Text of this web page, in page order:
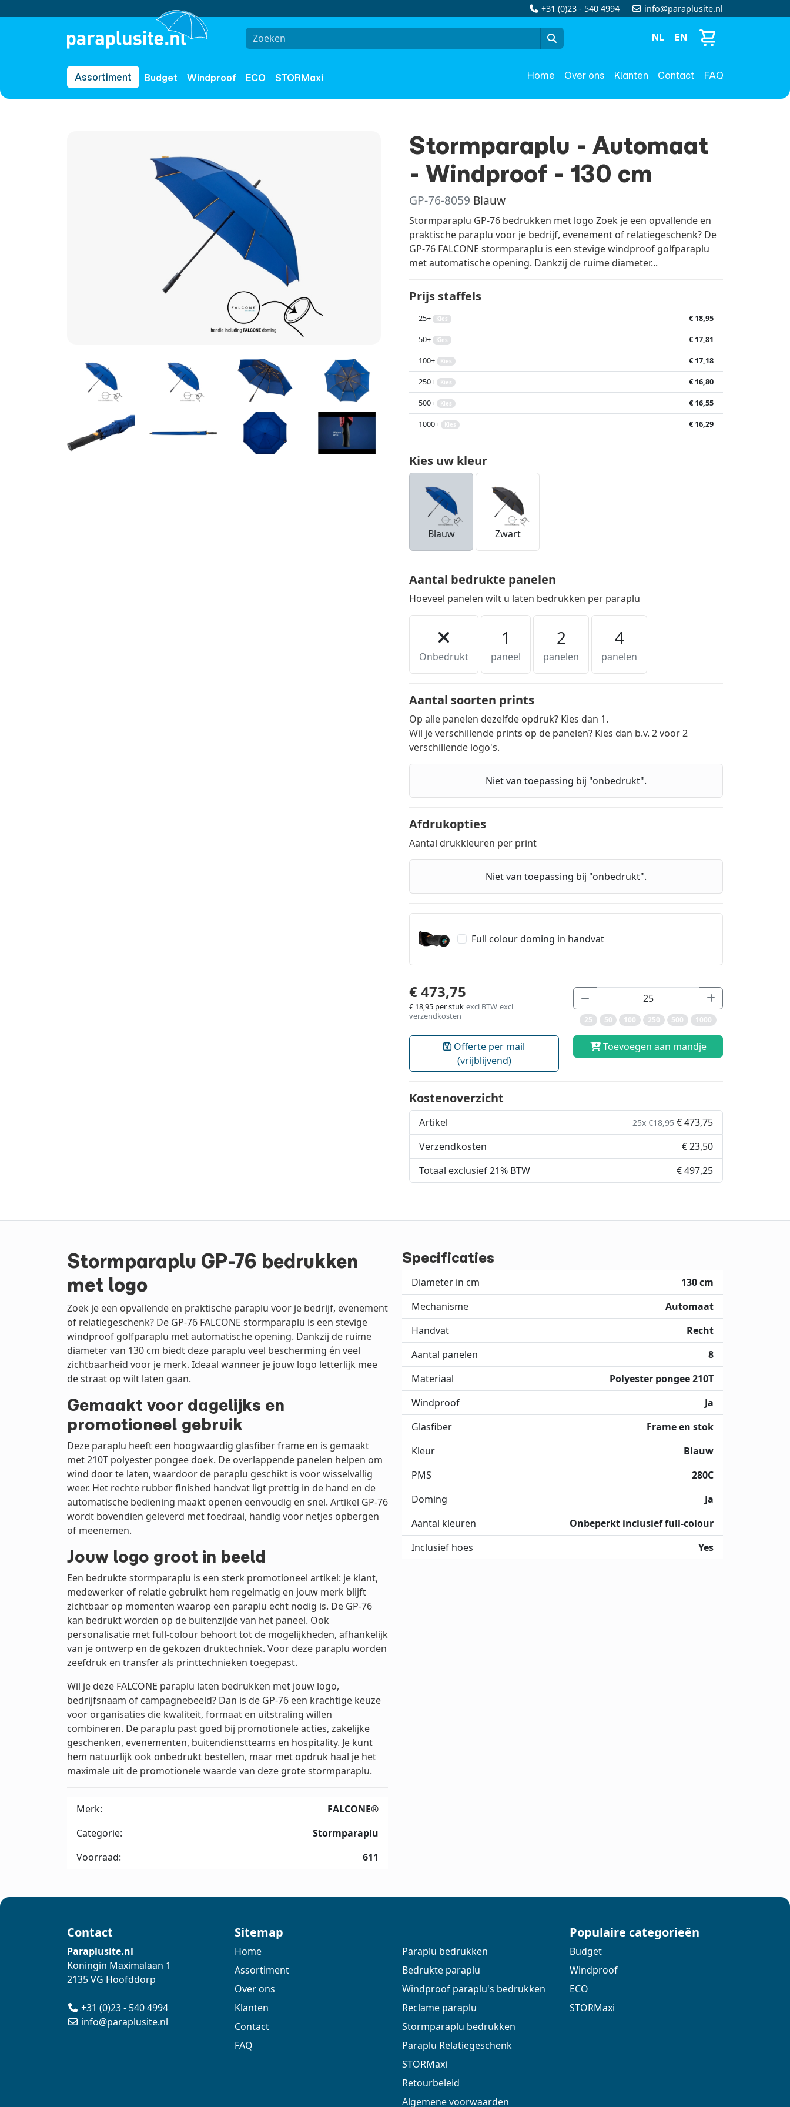
+31 (0)23 - 540 4994 info@paraplusite.nl
NL EN
Assortiment Budget Windproof ECO STORMaxi Home Over ons Klanten Contact FAQ
Stormparaplu - Automaat
- Windproof - 130 cm
GP-76-8059 Blauw
Stormparaplu GP-76 bedrukken met logo Zoek je een opvallende en
praktische paraplu voor je bedrijf, evenement of relatiegeschenk? De
GP-76 FALCONE stormparaplu is een stevige windproof golfparaplu
met automatische opening. Dankzij de ruime diameter...
Prijs staffels
€ 18,95
25+ Kies
€ 17,81
50+ Kies
€ 17,18
100+ Kies
€ 16,80
250+ Kies
€ 16,55
500+ Kies
€ 16,29
1000+ Kies
Kies uw kleur
Blauw Zwart
Aantal bedrukte panelen
Hoeveel panelen wilt u laten bedrukken per paraplu
Onbedrukt
1
paneel
2
panelen
4
panelen
Aantal soorten prints
Op alle panelen dezelfde opdruk? Kies dan 1.
Wil je verschillende prints op de panelen? Kies dan b.v. 2 voor 2
verschillende logo's.
Niet van toepassing bij "onbedrukt".
Afdrukopties
Aantal drukkleuren per print
Niet van toepassing bij "onbedrukt".
Full colour doming in handvat
€ 473,75
€ 18,95 per stuk excl BTW excl
verzendkosten
25 50 100 250 500 1000
Offerte per mail
(vrijblijvend)
Toevoegen aan mandje
Kostenoverzicht
25x €18,95 € 473,75
Artikel
€ 23,50
Verzendkosten
€ 497,25
Totaal exclusief 21% BTW
Stormparaplu GP-76 bedrukken
met logo
Zoek je een opvallende en praktische paraplu voor je bedrijf, evenement
of relatiegeschenk? De GP-76 FALCONE stormparaplu is een stevige
windproof golfparaplu met automatische opening. Dankzij de ruime
diameter van 130 cm biedt deze paraplu veel bescherming én veel
zichtbaarheid voor je merk. Ideaal wanneer je jouw logo letterlijk mee
de straat op wilt laten gaan.
Gemaakt voor dagelijks en
promotioneel gebruik
Deze paraplu heeft een hoogwaardig glasfiber frame en is gemaakt
met 210T polyester pongee doek. De overlappende panelen helpen om
wind door te laten, waardoor de paraplu geschikt is voor wisselvallig
weer. Het rechte rubber finished handvat ligt prettig in de hand en de
automatische bediening maakt openen eenvoudig en snel. Artikel GP-76
wordt bovendien geleverd met foedraal, handig voor netjes opbergen
of meenemen.
Jouw logo groot in beeld
Een bedrukte stormparaplu is een sterk promotioneel artikel: je klant,
medewerker of relatie gebruikt hem regelmatig en jouw merk blijft
zichtbaar op momenten waarop een paraplu echt nodig is. De GP-76
kan bedrukt worden op de buitenzijde van het paneel. Ook
personalisatie met full-colour behoort tot de mogelijkheden, afhankelijk
van je ontwerp en de gekozen druktechniek. Voor deze paraplu worden
zeefdruk en transfer als printtechnieken toegepast.
Wil je deze FALCONE paraplu laten bedrukken met jouw logo,
bedrijfsnaam of campagnebeeld? Dan is de GP-76 een krachtige keuze
voor organisaties die kwaliteit, formaat en uitstraling willen
combineren. De paraplu past goed bij promotionele acties, zakelijke
geschenken, evenementen, buitendienstteams en hospitality. Je kunt
hem natuurlijk ook onbedrukt bestellen, maar met opdruk haal je het
maximale uit de promotionele waarde van deze grote stormparaplu.
FALCONE®
Merk:
Stormparaplu
Categorie:
611
Voorraad:
Specificaties
130 cm
Diameter in cm
Automaat
Mechanisme
Recht
Handvat
8
Aantal panelen
Polyester pongee 210T
Materiaal
Ja
Windproof
Frame en stok
Glasfiber
Blauw
Kleur
280C
PMS
Ja
Doming
Onbeperkt inclusief full-colour
Aantal kleuren
Yes
Inclusief hoes
Contact
Paraplusite.nl
Koningin Maximalaan 1
2135 VG Hoofddorp
+31 (0)23 - 540 4994
info@paraplusite.nl
Sitemap
Home
Assortiment
Over ons
Klanten
Contact
FAQ
Paraplu bedrukken
Bedrukte paraplu
Windproof paraplu's bedrukken
Reclame paraplu
Stormparaplu bedrukken
Paraplu Relatiegeschenk
STORMaxi
Retourbeleid
Algemene voorwaarden
Populaire categorieën
Budget
Windproof
ECO
STORMaxi